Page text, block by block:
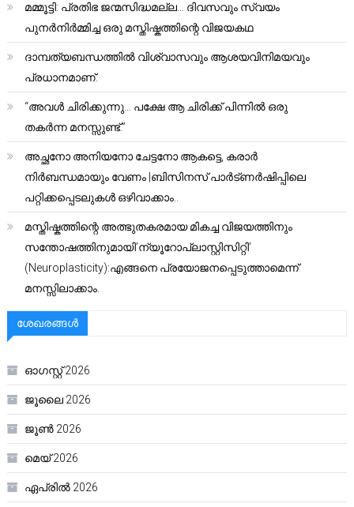
മമ്മൂട്ടി: പ്രതിഭ ജന്മസിദ്ധമല്ല… ദിവസവും സ്വയം
പുനർനിർമ്മിച്ച ഒരു മസ്തിഷ്കത്തിന്റെ വിജയകഥ
ദാമ്പത്യബന്ധത്തിൽ വിശ്വാസവും ആശയവിനിമയവും
പ്രധാനമാണ്.
“അവൾ ചിരിക്കുന്നു… പക്ഷേ ആ ചിരിക്ക് പിന്നിൽ ഒരു
തകർന്ന മനസ്സുണ്ട്.”
അച്ഛനോ അനിയനോ ചേട്ടനോ ആകട്ടെ, കരാർ
നിർബന്ധമായും വേണം |ബിസിനസ് പാർട്ണർഷിപ്പിലെ
പറ്റിക്കപ്പെടലുകൾ ഒഴിവാക്കാം..
മസ്തിഷ്കത്തിന്റെ അത്ഭുതകരമായ മികച്ച വിജയത്തിനും
സന്തോഷത്തിനുമായി’ന്യൂറോപ്ലാസ്റ്റിസിറ്റി’
(Neuroplasticity):എങ്ങനെ പ്രയോജനപ്പെടുത്താമെന്ന്
മനസ്സിലാക്കാം.
ശേഖരങ്ങൾ
ഓഗസ്റ്റ്‌ 2026
ജൂലൈ 2026
ജൂൺ 2026
മെയ്‌ 2026
ഏപ്രിൽ 2026